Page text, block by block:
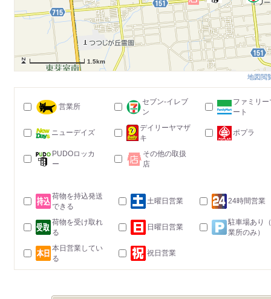
1.5km
地図閲
営業所
セブン-イレブ
ン
ファミリー
ート
ニューデイズ
デイリーヤマザ
キ
ポプラ
PUDOロッカ
ー
その他の取扱
店
荷物を持込発送
できる
土曜日営業 24時間営業
荷物を受け取れ
る
日曜日営業
駐車場あり
業所のみ）
本日営業してい
る
祝日営業